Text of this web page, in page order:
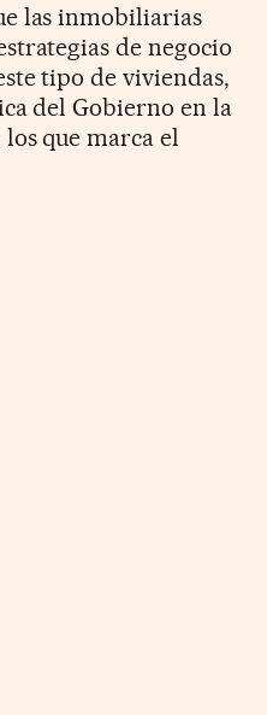
las inmobiliarias
de negocio
tipo de viviendas,
del Gobierno en la
que marca el